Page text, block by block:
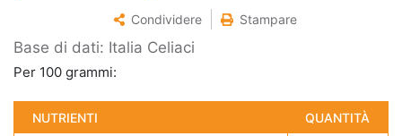
Condividere Stampare
Base di dati: Italia Celiaci
Per 100 grammi:
NUTRIENTI
QUANTITÀ